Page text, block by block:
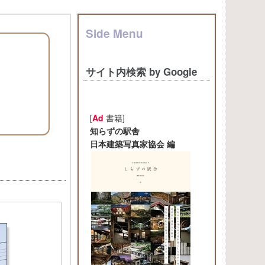
Side Menu
サイト内検索 by Google
[Ad 書籍]
知らずの駅舎
日本建築写真家協会 編